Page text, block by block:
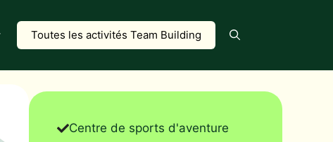
Toutes les activités Team Building
Centre de sports d'aventure